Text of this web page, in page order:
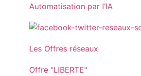
Automatisation par l’IA
Les Offres réseaux
Offre "LIBERTE"